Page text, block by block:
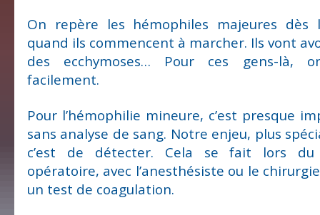
On repère les hémophiles majeures dès
quand ils commencent à marcher. Ils vont
des ecchymoses… Pour ces gens-là,
facilement.
Pour l’hémophilie mineure, c’est presque
sans analyse de sang. Notre enjeu, plus
c’est de détecter. Cela se fait lors du
opératoire, avec l’anesthésiste ou le
un test de coagulation.